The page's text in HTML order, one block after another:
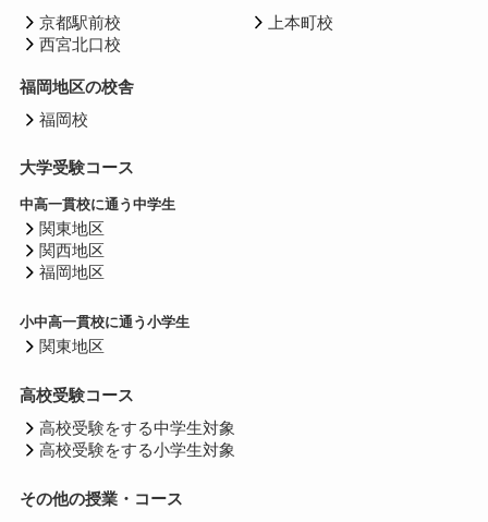
京都駅前校
西宮北口校
上本町校
福岡地区の校舎
福岡校
大学受験コース
中高一貫校に通う中学生
関東地区
関西地区
福岡地区
小中高一貫校に通う小学生
関東地区
高校受験コース
高校受験をする中学生対象
高校受験をする小学生対象
その他の授業・コース